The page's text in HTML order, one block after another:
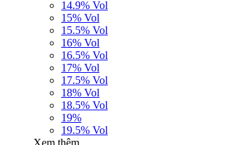
14.9% Vol
15% Vol
15.5% Vol
16% Vol
16.5% Vol
17% Vol
17.5% Vol
18% Vol
18.5% Vol
19%
19.5% Vol
Xem thêm